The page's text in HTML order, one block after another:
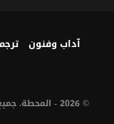
آداب وفنون
© 2026 -